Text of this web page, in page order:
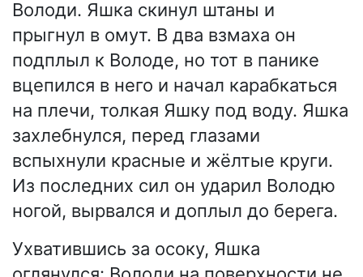
Володи. Яшка скинул штаны и
прыгнул в омут. В два взмаха он
подплыл к Володе, но тот в панике
вцепился в него и начал карабкаться
на плечи, толкая Яшку под воду. Яшка
захлебнулся, перед глазами
вспыхнули красные и жёлтые круги.
Из последних сил он ударил Володю
ногой, вырвался и доплыл до берега.
Ухватившись за осоку, Яшка